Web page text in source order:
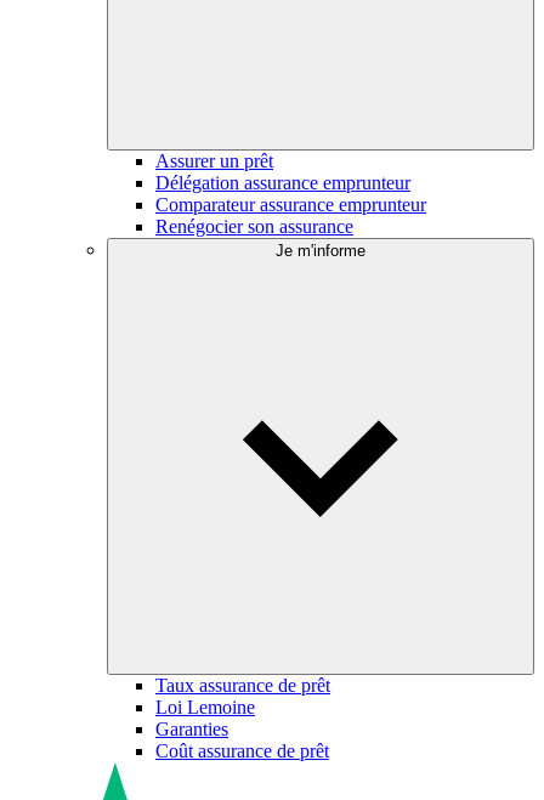
Assurer un prêt
Délégation assurance emprunteur
Comparateur assurance emprunteur
Renégocier son assurance
Je m'informe
Taux assurance de prêt
Loi Lemoine
Garanties
Coût assurance de prêt